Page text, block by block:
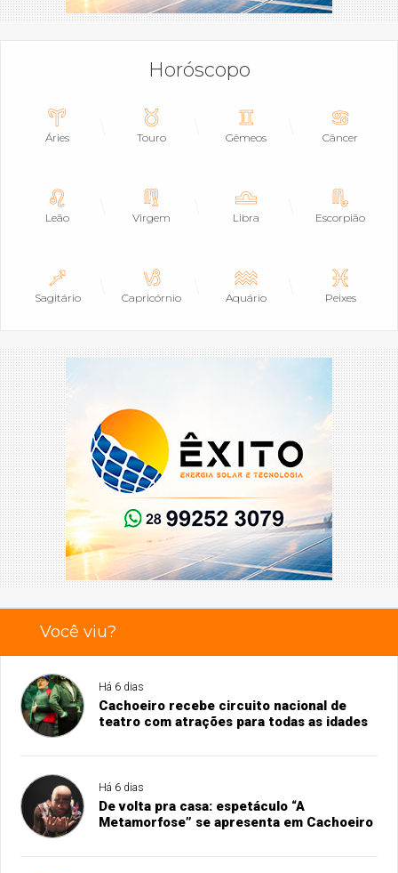
Horóscopo
Áries Touro Gêmeos Câncer
Leão Virgem Libra Escorpião
Sagitário Capricórnio Aquário Peixes
Você viu?
Há 6 dias
Cachoeiro recebe circuito nacional de
teatro com atrações para todas as idades
Há 6 dias
De volta pra casa: espetáculo “A
Metamorfose” se apresenta em Cachoeiro